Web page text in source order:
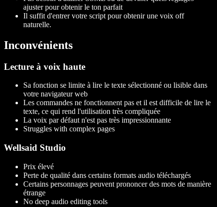
ajuster pour obtenir le ton parfait
Il suffit d'entrer votre script pour obtenir une voix off
naturelle.
Inconvénients
Lecture à voix haute
Sa fonction se limite à lire le texte sélectionné ou lisible dans
votre navigateur web
Les commandes ne fonctionnent pas et il est difficile de lire le
texte, ce qui rend l'utilisation très compliquée
La voix par défaut n'est pas très impressionnante
Struggles with complex pages
Wellsaid Studio
Prix élevé
Perte de qualité dans certains formats audio téléchargés
Certains personnages peuvent prononcer des mots de manière
étrange
No deep audio editing tools